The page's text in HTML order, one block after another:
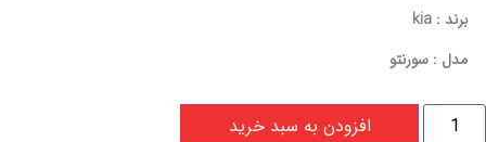
برند : kia
مدل : سورنتو
افزودن به سبد خرید